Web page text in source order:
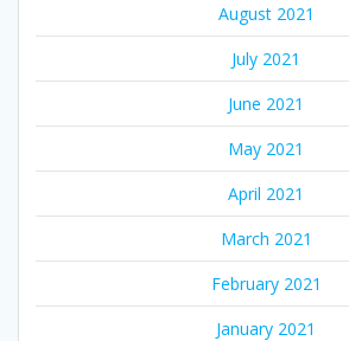
August 2021
July 2021
June 2021
May 2021
April 2021
March 2021
February 2021
January 2021